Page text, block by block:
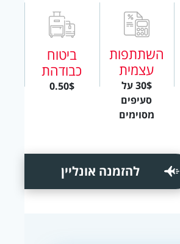
השתתפות
עצמית
30$ על
סעיפים
מסוימים
ביטוח
כבודהת
0.50$
להזמנה אונליין